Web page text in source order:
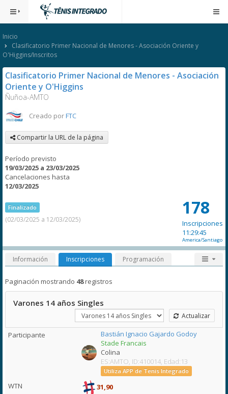
Inicio
Clasificatorio Primer Nacional de Menores - Asociación Oriente y
O'Higgins/Inscritos
Clasificatorio Primer Nacional de Menores - Asociación
Oriente y O'Higgins
Ñuñoa-AMTO
Creado porFTC
Compartir la URL de la página
Período previsto
19/03/2025 a 23/03/2025
Cancelaciones hasta
12/03/2025
Finalizado
(02/03/2025 a 12/03/2025)
178
Inscripciones
11:29:45
America/Santiago
Información Inscripciones Programación
Paginación mostrando 48registros
Varones 14 años Singles
Actualizar
Bastián Ignacio Gajardo Godoy
Stade Francais
Colina
ES:AMTO, ID:410014, Edad:13
Utiliza APP de Tenis Integrado
31,90